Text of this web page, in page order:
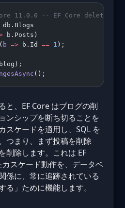
11.0.0 -- EF Core deletes
db.Blogs
b.Posts)
( b => b.Id == 1 );
();
と、EF Core はブログの削
ンシップを断ち切ることを
スケードを適用し、SQL を
つまり、まず投稿を削除
削除します。これは EF
スケード動作を、データベ
係に、常に追跡されている
る」ために機能します。